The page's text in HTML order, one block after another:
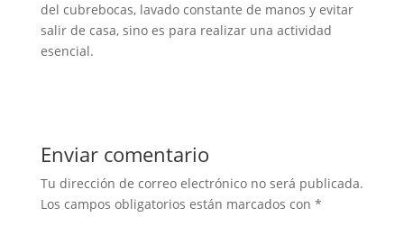
del cubrebocas, lavado constante de manos y evitar
salir de casa, sino es para realizar una actividad
esencial.
Enviar comentario
Tu dirección de correo electrónico no será publicada.
Los campos obligatorios están marcados con *